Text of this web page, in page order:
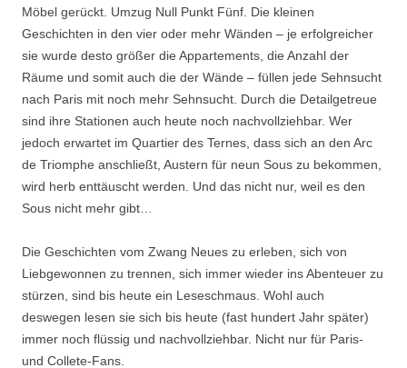
Möbel gerückt. Umzug Null Punkt Fünf. Die kleinen
Geschichten in den vier oder mehr Wänden – je erfolgreicher
sie wurde desto größer die Appartements, die Anzahl der
Räume und somit auch die der Wände – füllen jede Sehnsucht
nach Paris mit noch mehr Sehnsucht. Durch die Detailgetreue
sind ihre Stationen auch heute noch nachvollziehbar. Wer
jedoch erwartet im Quartier des Ternes, dass sich an den Arc
de Triomphe anschließt, Austern für neun Sous zu bekommen,
wird herb enttäuscht werden. Und das nicht nur, weil es den
Sous nicht mehr gibt…
Die Geschichten vom Zwang Neues zu erleben, sich von
Liebgewonnen zu trennen, sich immer wieder ins Abenteuer zu
stürzen, sind bis heute ein Leseschmaus. Wohl auch
deswegen lesen sie sich bis heute (fast hundert Jahr später)
immer noch flüssig und nachvollziehbar. Nicht nur für Paris-
und Collete-Fans.